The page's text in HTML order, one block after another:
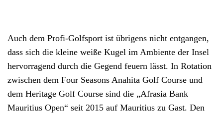
Auch dem Profi-Golfsport ist übrigens nicht entgangen,
dass sich die kleine weiße Kugel im Ambiente der Insel
hervorragend durch die Gegend feuern lässt. In Rotation
zwischen dem Four Seasons Anahita Golf Course und
dem Heritage Golf Course sind die „Afrasia Bank
Mauritius Open“ seit 2015 auf Mauritius zu Gast. Den